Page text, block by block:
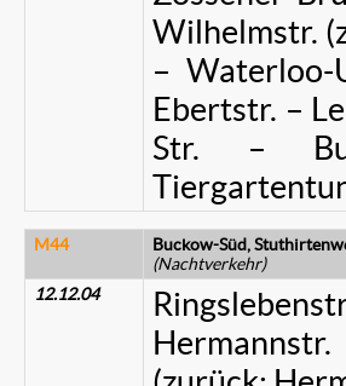
Wilhelmstr.
– Waterloo-
Ebertstr. –
Str. –
M44
Buckow-Süd,
(Nachtverkehr)
12.12.04